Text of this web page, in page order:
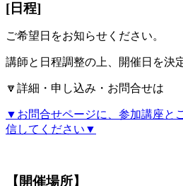
[日程]
ご希望日をお知らせください。
講師と日程調整の上、開催日を決
🔽詳細・申し込み・お問合せは
▼お問合せページに、参加講座と
信してください▼
【開催場所】